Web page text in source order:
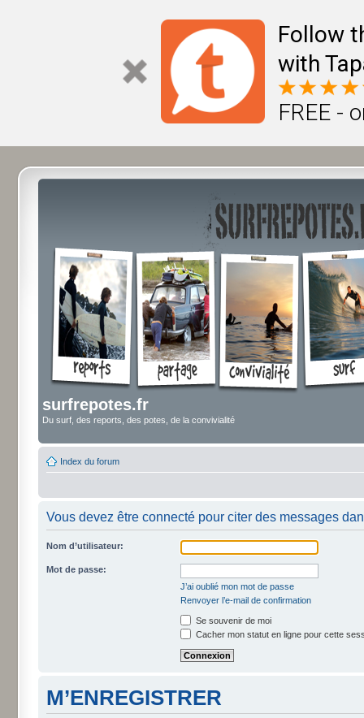
Follow
with
FREE -
surfrepotes.fr
Du surf, des reports, des potes, de la convivialité
Index du forum
Vous devez être connecté pour citer des messages
Nom d’utilisateur:
Mot de passe:
J’ai oublié mon mot de passe
Renvoyer l’e-mail de confirmation
Se souvenir de moi
Cacher mon statut en ligne pour cette
M’ENREGISTRER